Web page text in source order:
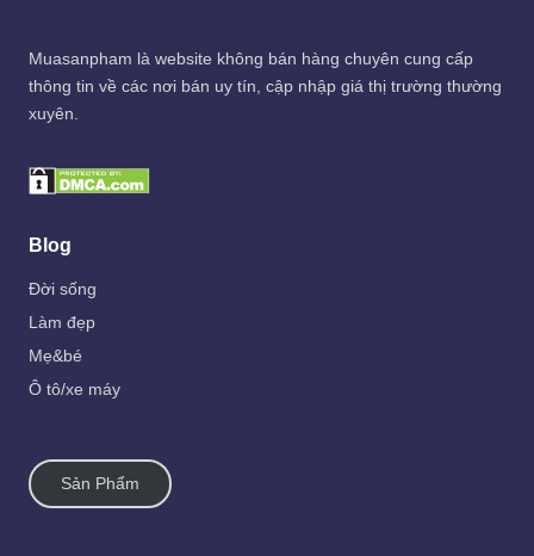
Muasanpham là website không bán hàng chuyên cung cấp
thông tin về các nơi bán uy tín, cập nhập giá thị trường thường
xuyên.
Blog
Đời sống
Làm đẹp
Mẹ&bé
Ô tô/xe máy
Sản Phẩm